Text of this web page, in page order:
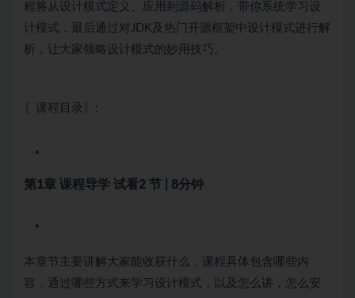
程将从设计模式定义、应用到源码解析，带你系统学习设
计模式，最后通过对JDK及热门开源框架中设计模式进行解
析，让大家领略设计模式的妙用技巧。
〖课程目录〗:
第1章 课程导学 试看2 节 | 8分钟
本章节主要讲解大家能收获什么，课程具体包含哪些内
容，通过哪些方式来学习设计模式，以及怎么讲，怎么安